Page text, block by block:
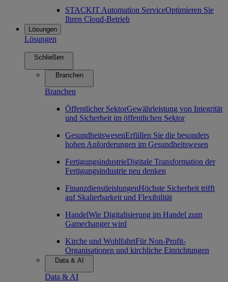
STACKIT Automation ServiceOptimieren Sie
Ihren Cloud-Betrieb
Lösungen
Lösungen
Schließen
Branchen
Branchen
Öffentlicher SektorGewährleistung von Integrität
und Sicherheit im öffentlichen Sektor
GesundheitswesenErfüllen Sie die besonders
hohen Anforderungen im Gesundheitswesen
FertigungsindustrieDigitale Transformation der
Fertigungsindustrie neu denken
FinanzdienstleistungenHöchste Sicherheit trifft
auf Skalierbarkeit und Flexibilität
HandelWie Digitalisierung im Handel zum
Gamechanger wird
Kirche und WohlfahrtFür Non-Profit-
Organisationen und kirchliche Einrichtungen
Data & AI
Data & AI